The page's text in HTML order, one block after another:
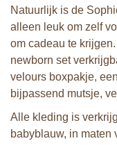
Natuurlijk is de
alleen leuk om zelf
om cadeau te
newborn set
velours boxpakje,
bijpassend mutsje,
Alle kleding is
babyblauw, in maten